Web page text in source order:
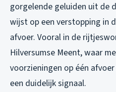
gorgelende geluiden uit de
wijst op een verstopping in
afvoer. Vooral in de
Hilversumse Meent, waar
voorzieningen op één
een duidelijk signaal.